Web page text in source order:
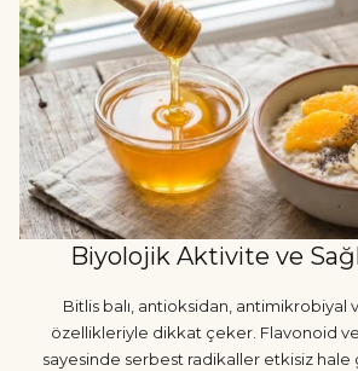
Biyolojik Aktivite ve
Bitlis balı, antioksidan, antimikrobiyal
özellikleriyle dikkat çeker. Flavonoid
sayesinde serbest radikaller etkisiz